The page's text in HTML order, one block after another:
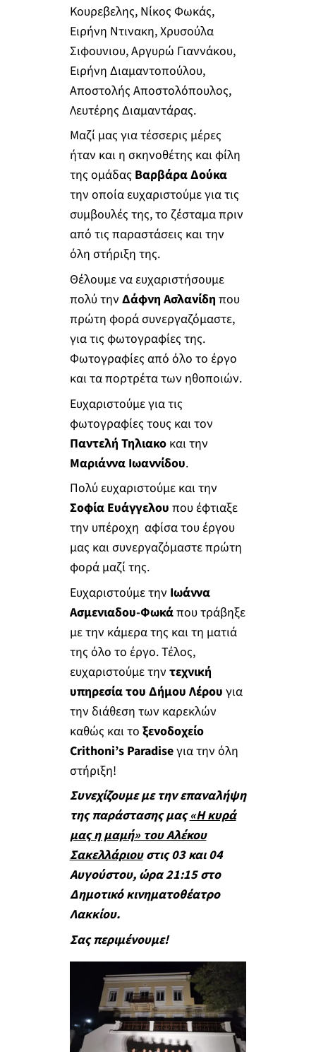
Κουρεβελης, Νίκος Φωκάς,
Ειρήνη Ντινακη, Χρυσούλα
Σιφουνιου, Αργυρώ Γιαννάκου,
Ειρήνη Διαμαντοπούλου,
Αποστολής Αποστολόπουλος,
Λευτέρης Διαμαντάρας.
Μαζί μας για τέσσερις μέρες
ήταν και η σκηνοθέτης και φίλη
της ομάδας Βαρβάρα Δούκα
την οποία ευχαριστούμε για τις
συμβουλές της, το ζέσταμα πριν
από τις παραστάσεις και την
όλη στήριξη της.
Θέλουμε να ευχαριστήσουμε
πολύ την Δάφνη Ασλανίδη που
πρώτη φορά συνεργαζόμαστε,
για τις φωτογραφίες της.
Φωτογραφίες από όλο το έργο
και τα πορτρέτα των ηθοποιών.
Ευχαριστούμε για τις
φωτογραφίες τους και τον
Παντελή Τηλιακοκαι την
Μαριάννα Ιωαννίδου.
Πολύ ευχαριστούμε και την
Σοφία Ευάγγελου που έφτιαξε
την υπέροχη αφίσα του έργου
μας και συνεργαζόμαστε πρώτη
φορά μαζί της.
Ευχαριστούμε την Ιωάννα
Ασμενιαδου-Φωκάπου τράβηξε
με την κάμερα της και τη ματιά
της όλο το έργο. Τέλος,
ευχαριστούμε την τεχνική
υπηρεσία του Δήμου Λέρου για
την διάθεση των καρεκλών
καθώς και το ξενοδοχείο
Crithoni’s Paradiseγια την όλη
στήριξη!
Συνεχίζουμε με την επαναλήψη
της παράστασης μας«Η κυρά
μας η μαμή» του Αλέκου
Σακελλάριουστις 03 και 04
Αυγούστου, ώρα 21:15 στο
Δημοτικό κινηματοθέατρο
Λακκίου.
Σας περιμένουμε!